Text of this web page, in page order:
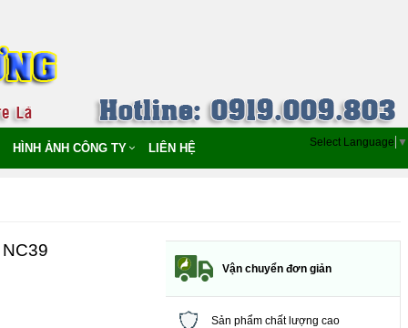
HÌNH ẢNH CÔNG TY LIÊN HỆ Select Language ▼
Vận chuyển đơn giản
Sản phẩm chất lượng cao